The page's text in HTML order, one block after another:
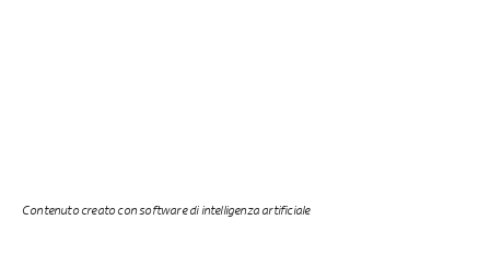
Contenuto creato con software di intelligenza artificiale